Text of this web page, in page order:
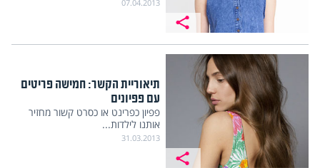
תיאוריית הקשר: חמישה פריטים
עם פפיונים
פפיון כפרינט או כסרט קשור מחזיר
אותנו לילדות...
31.03.2013